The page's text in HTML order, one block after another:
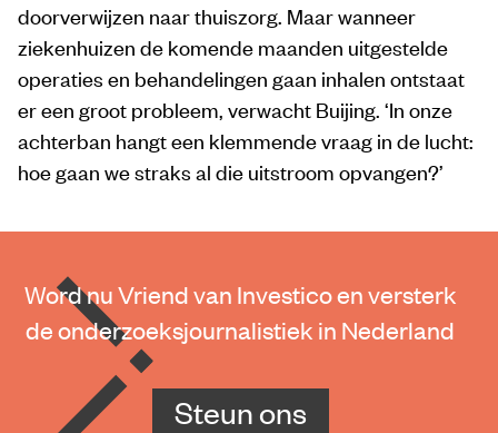
doorverwijzen naar thuiszorg. Maar wanneer
ziekenhuizen de komende maanden uitgestelde
operaties en behandelingen gaan inhalen ontstaat
er een groot probleem, verwacht Buijing. ‘In onze
achterban hangt een klemmende vraag in de lucht:
hoe gaan we straks al die uitstroom opvangen?’
Word nu Vriend van Investico en versterk
de onderzoeksjournalistiek in Nederland
Steun ons